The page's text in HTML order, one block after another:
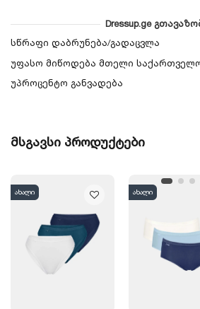
Dressup.ge
სწრაფი დაბრუნება/გადაცვლა
უფასო მიწოდება მთელი
უპროცენტო განვადება
მსგავსი პროდუქტები
ახალი ახალი